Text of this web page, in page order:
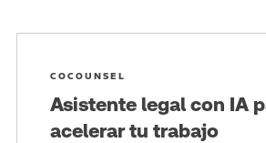
COCOUNSEL
Asistente legal con IA
acelerar tu trabajo